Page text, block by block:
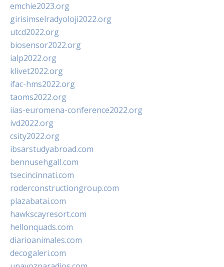
emchie2023.org
girisimselradyoloji2022.org
utcd2022.org
biosensor2022.org
ialp2022.org
klivet2022.org
ifac-hms2022.org
taoms2022.org
iias-euromena-conference2022.org
ivd2022.org
csity2022.org
ibsarstudyabroad.com
bennusehgall.com
tsecincinnati.com
roderconstructiongroup.com
plazabatai.com
hawkscayresort.com
hellonquads.com
diarioanimales.com
decogaleri.com